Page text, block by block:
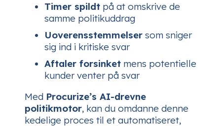
Timer spildt på at omskrive de
samme politikuddrag
Uoverensstemmelser som sniger
sig ind i kritiske svar
Aftaler forsinket mens potentielle
kunder venter på svar
Med Procurize’s AI-drevne
politikmotor, kan du omdanne denne
kedelige proces til et automatiseret,